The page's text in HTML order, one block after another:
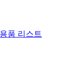
품 리스트